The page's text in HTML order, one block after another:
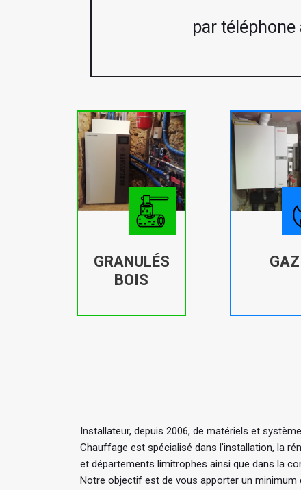
par téléphone
GRANULÉS
BOIS
GAZ
Installateur, depuis 2006, de matériels et
Chauffage est spécialisé dans l'installation, la
et départements limitrophes ainsi que dans la
Notre objectif est de vous apporter un